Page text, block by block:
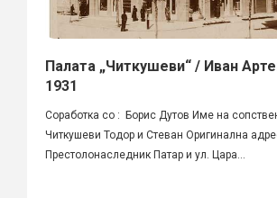
Палата „Читкушеви“ / Иван
1931
Соработка со : Борис Дутов Име на
Читкушеви Тодор и Стеван Оригинална
Престолонаследник Патар и ул. Цара...